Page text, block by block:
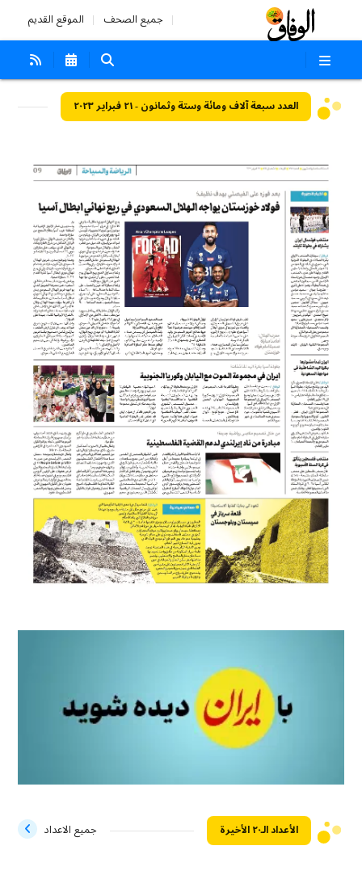
جميع الصحف الموقع القديم
العدد سبعة آلاف ومائة وستة وثمانون - ٢١ فبراير ٢٠٢٣
الأعداد الـ۲۰ الأخيرة جميع الاعداد